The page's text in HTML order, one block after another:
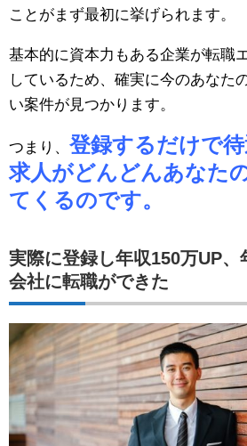
ことがまず最初に挙げられます。
基本的に資本力もある企業が転職
しているため、確実に今のあなた
い案件が見つかります。
つまり、 登録するだけで
求人がどんどんあなた
てくるのです。
実際に登録し年収150万UP、
会社に転職ができた